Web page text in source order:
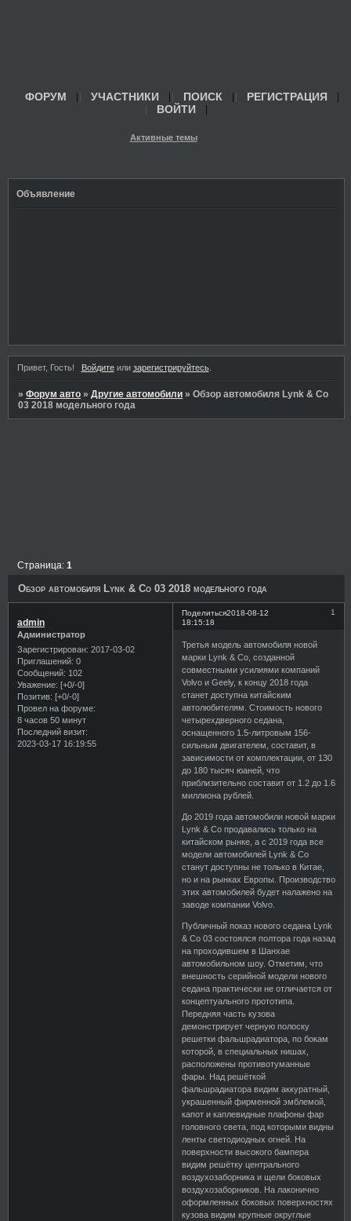
ФОРУМ УЧАСТНИКИ ПОИСК
РЕГИСТРАЦИЯ
ВОЙТИ
Активные темы
Объявление
Привет, Гость! Войдитеили зарегистрируйтесь.
»Форум авто »Другие автомобили »Обзор автомобиля Lynk & Co
03 2018 модельного года
Обзор автомобиля Lynk & Co 03 2018 модельного года
Страница:1
Поделиться 1
2018-08-12
18:15:18
admin
Администратор
Зарегистрирован: 2017-03-02
Приглашений: 0
Сообщений: 102
Уважение: [+0/-0]
Позитив: [+0/-0]
Провел на форуме:
8 часов 50 минут
Последний визит:
2023-03-17 16:19:55
Третья модель автомобиля новой
марки Lynk & Co, созданной
совместными усилиями компаний
Volvo и Geely, к концу 2018 года
станет доступна китайским
автолюбителям. Стоимость нового
четырехдверного седана,
оснащенного 1.5-литровым 156-
сильным двигателем, составит, в
зависимости от комплектации, от 130
до 180 тысяч юаней, что
приблизительно составит от 1.2 до 1.6
миллиона рублей.
До 2019 года автомобили новой марки
Lynk & Co продавались только на
китайском рынке, а с 2019 года все
модели автомобилей Lynk & Co
станут доступны не только в Китае,
но и на рынках Европы. Производство
этих автомобилей будет налажено на
заводе компании Volvo.
Публичный показ нового седана Lynk
& Co 03 состоялся полтора года назад
на проходившем в Шанхае
автомобильном шоу. Отметим, что
внешность серийной модели нового
седана практически не отличается от
концептуального прототипа.
Передняя часть кузова
демонстрирует черную полоску
решетки фальшрадиатора, по бокам
которой, в специальных нишах,
расположены противотуманные
фары. Над решёткой
фальшрадиатора видим аккуратный,
украшенный фирменной эмблемой,
капот и каплевидные плафоны фар
головного света, под которыми видны
ленты светодиодных огней. На
поверхности высокого бампера
видим решётку центрального
воздухозаборника и щели боковых
воздухозаборников. На лаконично
оформленных боковых поверхностях
кузова видим крупные округлые